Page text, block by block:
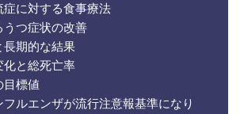
症に対する食事療法
うつ症状の改善
長期的な結果
化と総死亡率
目標値
フルエンザが流行注意報基準になり